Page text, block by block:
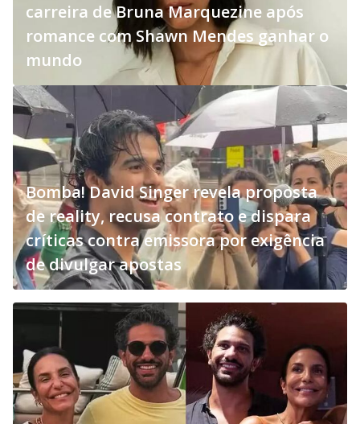
carreira de Bruna Marquezine após
romance com Shawn Mendes ganhar o
mundo
Bomba! David Singer revela proposta
de reality, recusa contrato e dispara
críticas contra emissora por exigência
de divulgar apostas